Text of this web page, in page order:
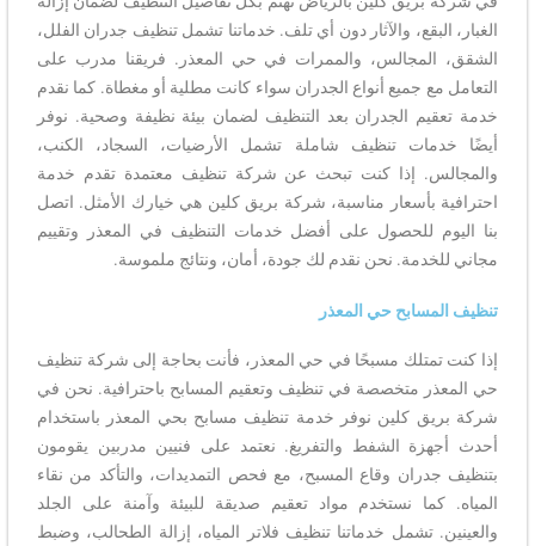
الغبار، البقع، والآثار دون أي تلف. خدماتنا تشمل تنظيف جدران الفلل،
الشقق، المجالس، والممرات في حي المعذر. فريقنا مدرب على
التعامل مع جميع أنواع الجدران سواء كانت مطلية أو مغطاة. كما نقدم
خدمة تعقيم الجدران بعد التنظيف لضمان بيئة نظيفة وصحية. نوفر
أيضًا خدمات تنظيف شاملة تشمل الأرضيات، السجاد، الكنب،
والمجالس. إذا كنت تبحث عن شركة تنظيف معتمدة تقدم خدمة
احترافية بأسعار مناسبة، شركة بريق كلين هي خيارك الأمثل. اتصل
بنا اليوم للحصول على أفضل خدمات التنظيف في المعذر وتقييم
مجاني للخدمة. نحن نقدم لك جودة، أمان، ونتائج ملموسة.
تنظيف المسابح حي المعذر
إذا كنت تمتلك مسبحًا في حي المعذر، فأنت بحاجة إلى شركة تنظيف
حي المعذر متخصصة في تنظيف وتعقيم المسابح باحترافية. نحن في
شركة بريق كلين نوفر خدمة تنظيف مسابح بحي المعذر باستخدام
أحدث أجهزة الشفط والتفريغ. نعتمد على فنيين مدربين يقومون
بتنظيف جدران وقاع المسبح، مع فحص التمديدات، والتأكد من نقاء
المياه. كما نستخدم مواد تعقيم صديقة للبيئة وآمنة على الجلد
والعينين. تشمل خدماتنا تنظيف فلاتر المياه، إزالة الطحالب، وضبط